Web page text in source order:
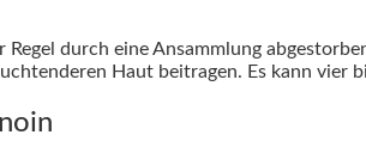
Regel durch eine Ansammlung
Haut beitragen. Es kann